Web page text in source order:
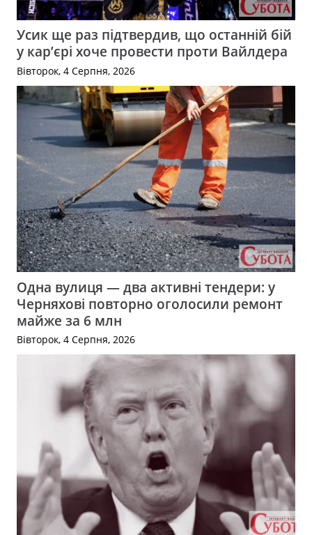
Усик ще раз підтвердив, що останній бій
у кар’єрі хоче провести проти Вайлдера
Вівторок, 4 Серпня, 2026
Одна вулиця — два активні тендери: у
Черняхові повторно оголосили ремонт
майже за 6 млн
Вівторок, 4 Серпня, 2026